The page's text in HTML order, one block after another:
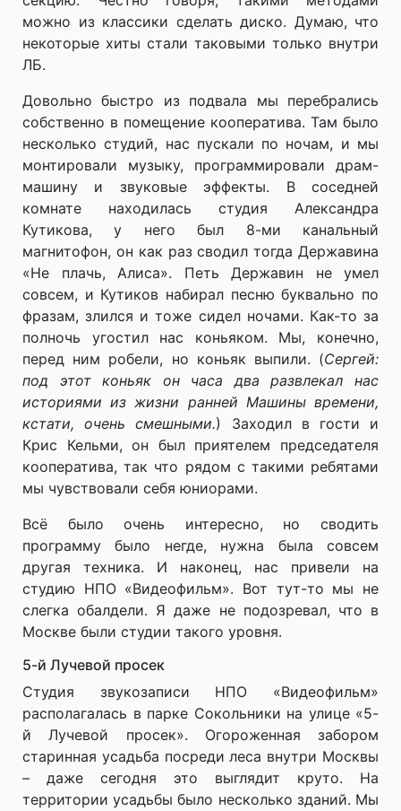
можно из классики сделать диско. Думаю, что
некоторые хиты стали таковыми только внутри
ЛБ.
Довольно быстро из подвала мы перебрались
собственно в помещение кооператива. Там было
несколько студий, нас пускали по ночам, и мы
монтировали музыку, программировали драм-
машину и звуковые эффекты. В соседней
комнате находилась студия Александра
Кутикова, у него был 8-ми канальный
магнитофон, он как раз сводил тогда Державина
«Не плачь, Алиса». Петь Державин не умел
совсем, и Кутиков набирал песню буквально по
фразам, злился и тоже сидел ночами. Как-то за
полночь угостил нас коньяком. Мы, конечно,
перед ним робели, но коньяк выпили. (Сергей:
под этот коньяк он часа два развлекал нас
историями из жизни ранней Машины времени,
кстати, очень смешными.) Заходил в гости и
Крис Кельми, он был приятелем председателя
кооператива, так что рядом с такими ребятами
мы чувствовали себя юниорами.
Всё было очень интересно, но сводить
программу было негде, нужна была совсем
другая техника. И наконец, нас привели на
студию НПО «Видеофильм». Вот тут-то мы не
слегка обалдели. Я даже не подозревал, что в
Москве были студии такого уровня.
5-й Лучевой просек
Студия звукозаписи НПО «Видеофильм»
располагалась в парке Сокольники на улице «5-
й Лучевой просек». Огороженная забором
старинная усадьба посреди леса внутри Москвы
– даже сегодня это выглядит круто. На
территории усадьбы было несколько зданий. Мы